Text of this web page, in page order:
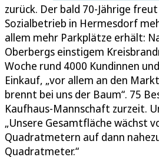
zurück. Der bald 70-Jährige freut
Sozialbetrieb in Hermesdorf
allem mehr Parkplätze erhält:
Oberbergs einstigem
Woche rund 4000 Kundinnen
Einkauf, „vor allem an den
brennt bei uns der Baum“. 75
Kaufhaus-Mannschaft zurzeit.
„Unsere Gesamtfläche wächst
Quadratmetern auf dann
Quadratmeter.“